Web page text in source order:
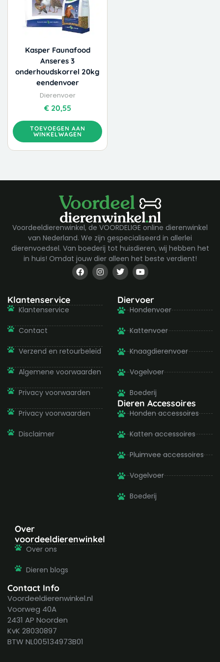
Kasper Faunafood
Anseres 3
onderhoudskorrel 20kg
eendenvoer
Dierenvoer
€20,55
TOEVOEGEN AAN
WINKELWAGEN
Voordeeldierenwinkel, de VOORDELIGE online dierenwinkel
van Nederland. We zijn gespecialiseerd in allerlei
dierenvoedsel. Van boederij tot huisdieren, wij hebben het
in huis! Omdat jouw dier alleen het beste verdient!
F
a
c
o
I
n
s
g
T
w
i
t
e
r
Y
o
u
u
b
e
Klantenservice
Klantenservice
Contact
Verzend en retourbeleid
Algemene voorwaarden
Privacy voorwaarden
Privacy voorwaarden
Disclaimer
Diervoer
Hondenvoer
Kattenvoer
Knaagdierenvoer
Vogelvoer
Boederij
Dieren Accessoires
Honden accessoires
Katten accessoires
Pluimvee accessoires
Vogelvoer
Boederij
Over
voordeeldierenwinkel
Over ons
Dieren blogs
Contact Info
Voordeeldierenwinkel.nl
Voorweg 40A
2431 AP Noorden
KvK 28030897
BTW NL005134973B01